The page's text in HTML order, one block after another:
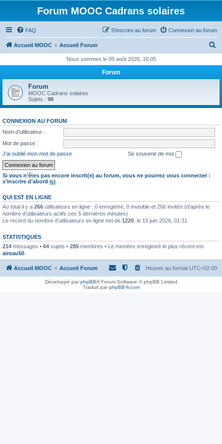
Forum MOOC Cadrans solaires
FAQ Connexion au forum
S’inscrire au forum
Accueil MOOC Accueil Forum
h
r
Nous sommes le 09 août 2026, 16:05
Forum
Forum
MOOC Cadrans solaires
Sujets : 98
CONNEXION AU FORUM
Nom d’utilisateur :
Mot de passe :
J’ai oublié mon mot de passe
Se souvenir de moi
Si vous n’êtes pas encore inscrit(e) au forum, vous ne pourrez vous connecter :
s’inscrire d’abord ici
QUI EST EN LIGNE
Au total il y a 266 utilisateurs en ligne : 0 enregistré, 0 invisible et 266 invités (d’après le
nombre d’utilisateurs actifs ces 5 dernières minutes)
Le record du nombre d’utilisateurs en ligne est de 1220 , le 15 juin 2026, 01:31
STATISTIQUES
214 messages • 64 sujets • 285 membres • Le membre enregistré le plus récent est
aireau50
Accueil MOOC Accueil Forum Heures au format UTC+02:00
Développé parphpBB® Forum Software © phpBB Limited
Traduit parphpBB-fr.com